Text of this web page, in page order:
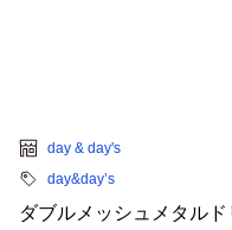
day & day's
day&day’s
ダブルメッシュメタル